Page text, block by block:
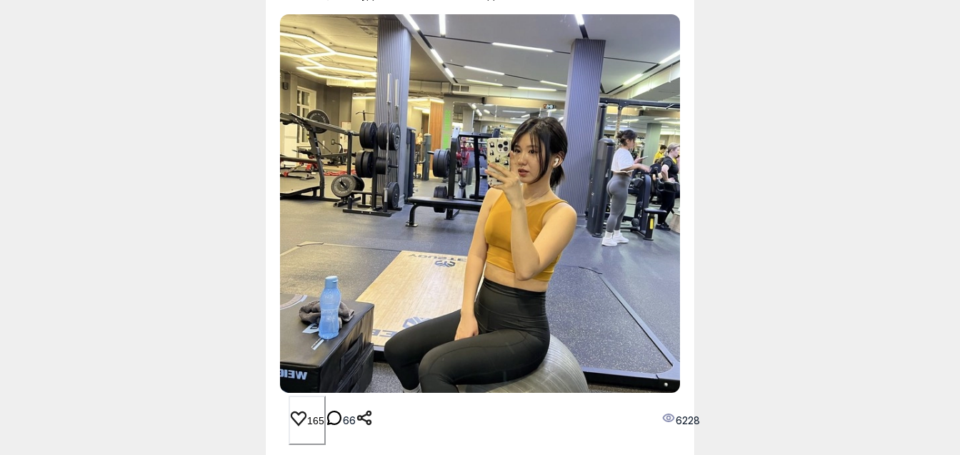
165 66 6228